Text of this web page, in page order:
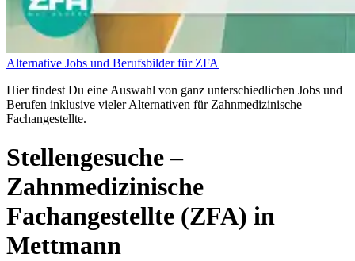
Alternative Jobs und Berufsbilder für ZFA
Hier findest Du eine Auswahl von ganz unterschiedlichen Jobs und
Berufen inklusive vieler Alternativen für Zahnmedizinische
Fachangestellte.
Stellengesuche–
Zahnmedizinische
Fachangestellte (ZFA) in
Mettmann